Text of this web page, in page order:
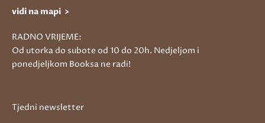
vidi na mapi >
RADNO VRIJEME:
Od utorka do subote od 10 do 20h. Nedjeljom i
ponedjeljkom Booksa ne radi!
Tjedni newsletter